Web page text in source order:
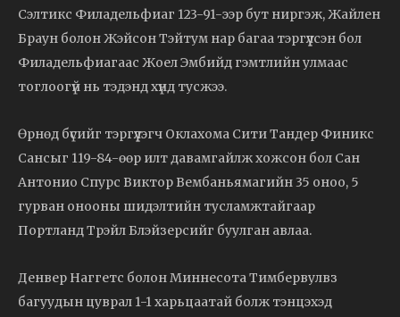
Сэлтикс Филадельфиаг 123-91-ээр бут ниргэж, Жайлен
Браун болон Жэйсон Тэйтум нар багаа тэргүүлсэн бол
Филадельфиагаас Жоел Эмбийд гэмтлийн улмаас
тоглоогүй нь тэдэнд хүнд тусжээ.
Өрнөд бүсийг тэргүүлэгч Оклахома Сити Тандер Финикс
Сансыг 119-84-өөр илт давамгайлж хожсон бол Сан
Антонио Спурс Виктор Вембаньямагийн 35 оноо, 5
гурван онооны шидэлтийн тусламжтайгаар
Портланд Трэйл Блэйзерсийг буулган авлаа.
Денвер Наггетс болон Миннесота Тимбервулвз
багуудын цуврал 1-1 харьцаатай болж тэнцэхэд